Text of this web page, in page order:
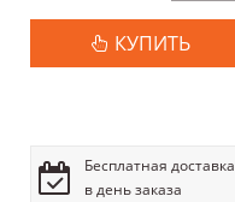
КУПИТЬ
Бесплатная доставка
в день заказа